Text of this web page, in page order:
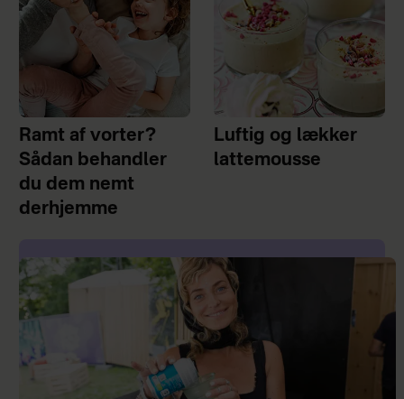
Ramt af vorter?
Sådan behandler
du dem nemt
derhjemme
Luftig og lækker
lattemousse